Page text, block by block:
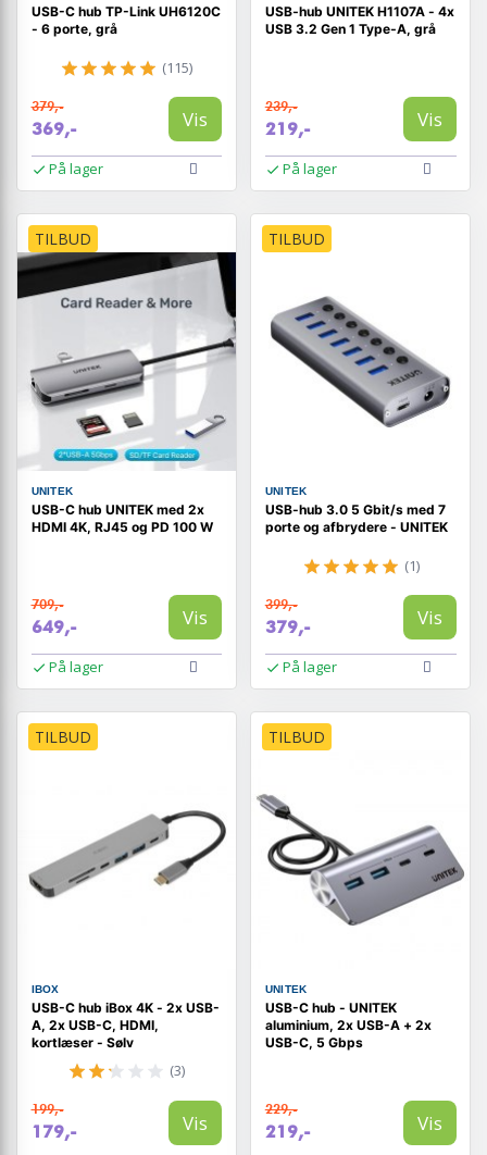
USB-C hub TP-Link UH6120C
- 6 porte, grå
(115)
379,-
369,- Vis
På lager
USB‑hub UNITEK H1107A - 4x
USB 3.2 Gen 1 Type‑A, grå
239,-
219,- Vis
På lager
TILBUD
UNITEK
USB-C hub UNITEK med 2x
HDMI 4K, RJ45 og PD 100 W
709,-
649,- Vis
På lager
TILBUD
UNITEK
USB-hub 3.0 5 Gbit/s med 7
porte og afbrydere - UNITEK
(1)
399,-
379,- Vis
På lager
TILBUD
IBOX
USB-C hub iBox 4K - 2x USB-
A, 2x USB-C, HDMI,
kortlæser - Sølv
(3)
199,-
179,- Vis
TILBUD
UNITEK
USB-C hub - UNITEK
aluminium, 2x USB-A + 2x
USB-C, 5 Gbps
229,-
219,- Vis